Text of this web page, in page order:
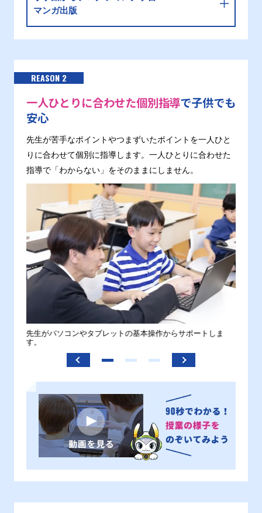
マンガ出版
REASON 2
一人ひとりに合わせた個別指導で子供でも
安心
先生が苦手なポイントやつまずいたポイントを一人ひと
りに合わせて個別に指導します。一人ひとりに合わせた
指導で「わからない」をそのままにしません。
先生がパソコンやタブレットの基本操作からサポートしま
す。